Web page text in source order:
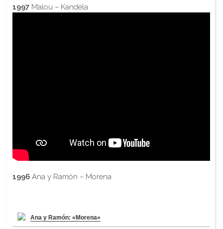
1997 Malou – Kandela
1996 Ana y Ramón – Morena
Ana y Ramón: «Morena»